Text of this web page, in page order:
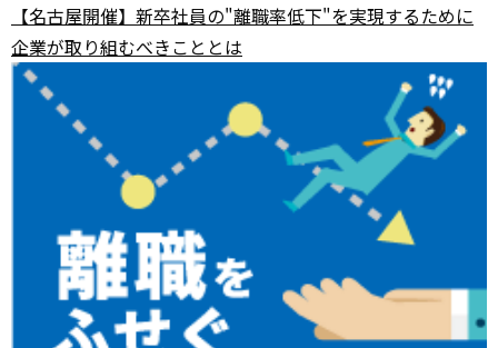
【名古屋開催】新卒社員の"離職率低下"を実現するために
企業が取り組むべきこととは